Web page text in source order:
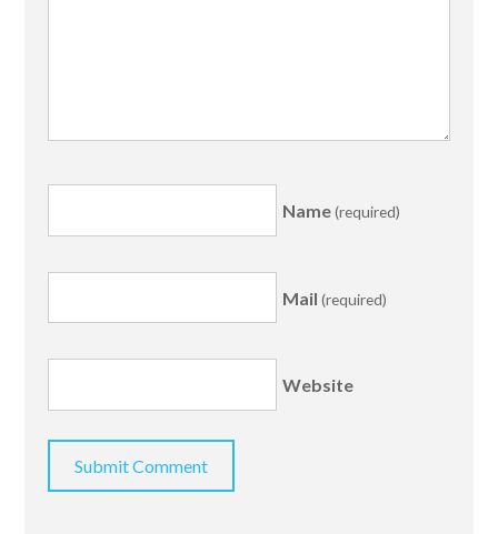
Name(required)
Mail (required)
Website